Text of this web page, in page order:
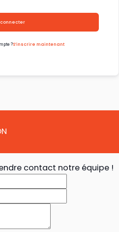
connecter
?S’inscrire maintenant
contact notre équipe !